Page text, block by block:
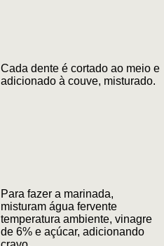
Cada dente é cortado ao meio e
adicionado à couve, misturado.
Para fazer a marinada,
misturam água fervente
temperatura ambiente, vinagre
de 6% e açúcar, adicionando